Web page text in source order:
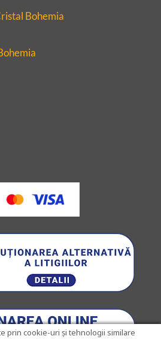
Bohemia
prin cookie-uri și tehnologii similare